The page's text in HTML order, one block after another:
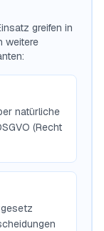
greifen in
weitere
natürliche
(Recht